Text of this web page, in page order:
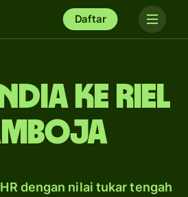
Daftar
ke riel
dengan nilai tukar tengah